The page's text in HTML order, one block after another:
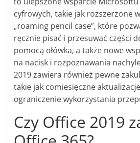
cyfrowych, takie jak rozszerzone
„roaming pencil case”, które
ręcznie pisać i przesuwać części
pomocą ołówka, a także nowe
na nacisk i rozpoznawania
2019 zawiera również pewne
takie jak comiesięczne
ograniczenie wykorzystania
Czy Office 2019